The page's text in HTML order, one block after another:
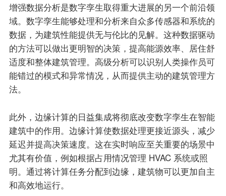
增强数据分析是数字孪生取得重大进展的另一个前沿领
域。数字孪生能够处理和分析来自众多传感器和系统的
数据，为建筑性能提供无与伦比的见解。这种数据驱动
的方法可以做出更明智的决策，提高能源效率、居住舒
适度和整体建筑管理。高级分析可以识别人类操作员可
能错过的模式和异常情况，从而提供主动的建筑管理方
法。
此外，边缘计算的日益集成将彻底改变数字孪生在智能
建筑中的作用。边缘计算使数据处理更接近源头，减少
延迟并提高决策速度。这在实时响应至关重要的场景中
尤其有价值，例如根据占用情况管理 HVAC 系统或照
明。通过将计算任务分配到边缘，建筑物可以更加自主
和高效地运行。